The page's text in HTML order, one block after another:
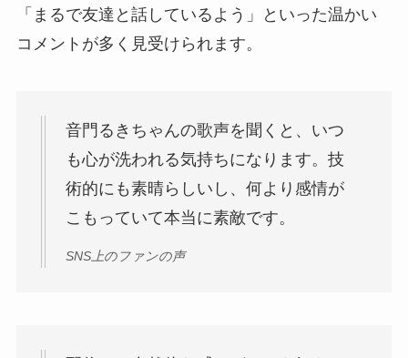
「まるで友達と話しているよう」といった温かい
コメントが多く見受けられます。
音門るきちゃんの歌声を聞くと、いつ
も心が洗われる気持ちになります。技
術的にも素晴らしいし、何より感情が
こもっていて本当に素敵です。
SNS上のファンの声